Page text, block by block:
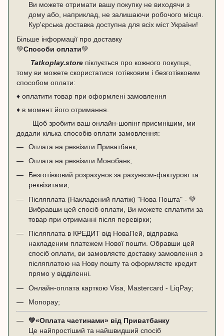
Ви можете отримати вашу покупку не виходячи з
дому або, наприклад, не залишаючи робочого місця.
Кур'єрська доставка доступна для всіх міст України!
Більше інформації про доставку
💚Способи оплати💚
Tatkoplay.store піклується про кожного покупця,
тому ви можете скористатися готівковим і безготівковим
способом оплати:
♦ оплатити товар при оформлені замовлення
♦ в момент його отримання.
Щоб зробити ваш онлайн-шопінг приємнішим, ми
додали кілька способів оплати замовлення:
Оплата на реквізити Приватбанк;
Оплата на реквізити Монобанк;
Безготівковий розрахунок за рахунком-фактурою та
реквізитами;
Післяплата (Накладений платіж) "Нова Пошта" - 💚
Вибравши цей спосіб оплати, Ви можете сплатити за
товар при отриманні після перевірки;
Післяплата в КРЕДИТ від НоваПей, відправка
накладеним платежем Нової пошти. Обравши цей
спосіб оплати, ви замовляєте доставку замовлення з
післяплатою на Нову пошту та оформляєте кредит
прямо у відділенні.
Онлайн-оплата карткою Visa, Mastercard - LiqPay;
Monopay;
💚«Оплата частинами» від Приватбанку
Це найпростіший та найшвидший спосіб